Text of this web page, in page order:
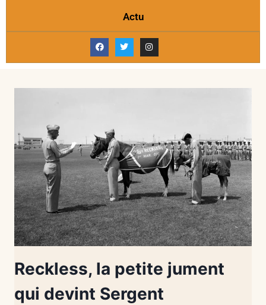
Actu
Reckless, la petite jument
qui devint Sergent